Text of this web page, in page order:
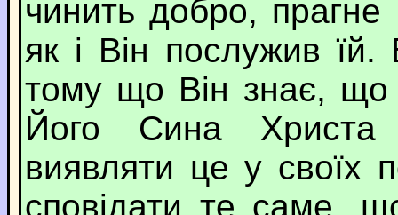
чинить добро,
як і Він послужив
тому що Він знає, що
Його Сина Христа
виявляти це у своїх
сповідати те саме,